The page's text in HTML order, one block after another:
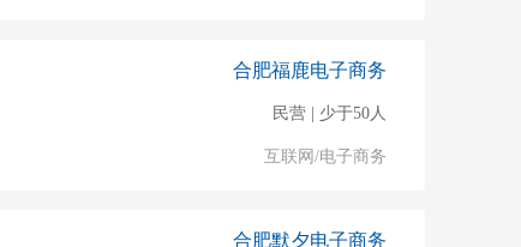
合肥福鹿电子商务
民营 | 少于50人
互联网/电子商务
合肥默夕电子商务